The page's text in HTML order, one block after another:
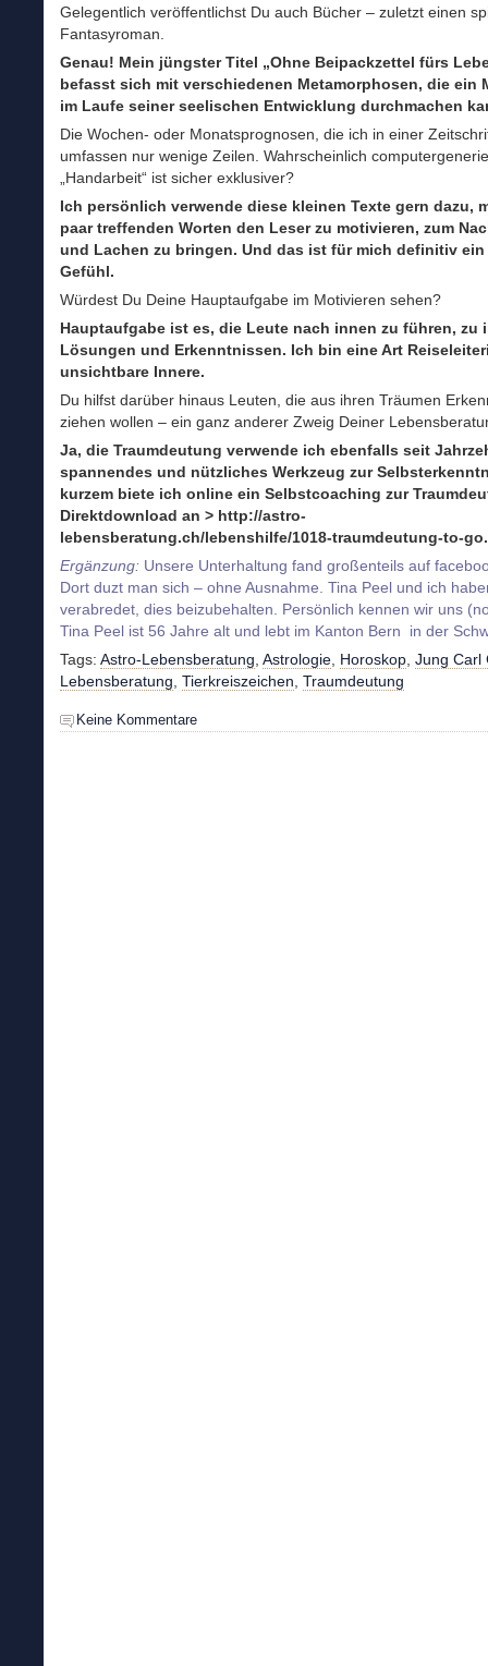
Gelegentlich veröffentlichst Du auch Bücher – zuletzt einen
Fantasyroman.
Genau! Mein jüngster Titel „Ohne Beipackzettel fürs
befasst sich mit verschiedenen Metamorphosen, die ein
im Laufe seiner seelischen Entwicklung durchmachen
Die Wochen- oder Monatsprognosen, die ich in einer
umfassen nur wenige Zeilen. Wahrscheinlich
„Handarbeit“ ist sicher exklusiver?
Ich persönlich verwende diese kleinen Texte gern dazu,
paar treffenden Worten den Leser zu motivieren, zum
und Lachen zu bringen. Und das ist für mich definitiv
Gefühl.
Würdest Du Deine Hauptaufgabe im Motivieren sehen?
Hauptaufgabe ist es, die Leute nach innen zu führen, zu
Lösungen und Erkenntnissen. Ich bin eine Art
unsichtbare Innere.
Du hilfst darüber hinaus Leuten, die aus ihren Träumen
ziehen wollen – ein ganz anderer Zweig Deiner
Ja, die Traumdeutung verwende ich ebenfalls seit
spannendes und nützliches Werkzeug zur
kurzem biete ich online ein Selbstcoaching zur
Direktdownload an > http://astro-
lebensberatung.ch/lebenshilfe/1018-traumdeutung-to-
Ergänzung: Unsere Unterhaltung fand großenteils auf
Dort duzt man sich – ohne Ausnahme. Tina Peel und ich
verabredet, dies beizubehalten. Persönlich kennen wir uns
Tina Peel ist 56 Jahre alt und lebt im Kanton Bern in der
Tags: Astro-Lebensberatung, Astrologie, Horoskop, Jung Carl
Lebensberatung, Tierkreiszeichen, Traumdeutung
Keine Kommentare